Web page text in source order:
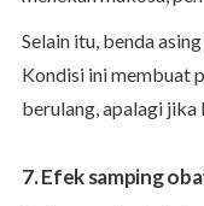
Selain itu, benda
Kondisi ini membuat
berulang, apalagi
7. Efek samping